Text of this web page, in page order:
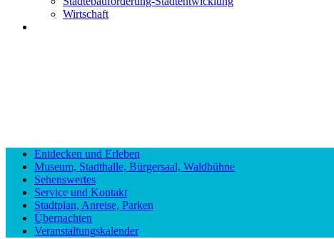
Wirtschaft
Entdecken und Erleben
Museum, Stadthalle, Bürgersaal, Waldbühne
Sehenswertes
Service und Kontakt
Stadtplan, Anreise, Parken
Übernachten
Veranstaltungskalender